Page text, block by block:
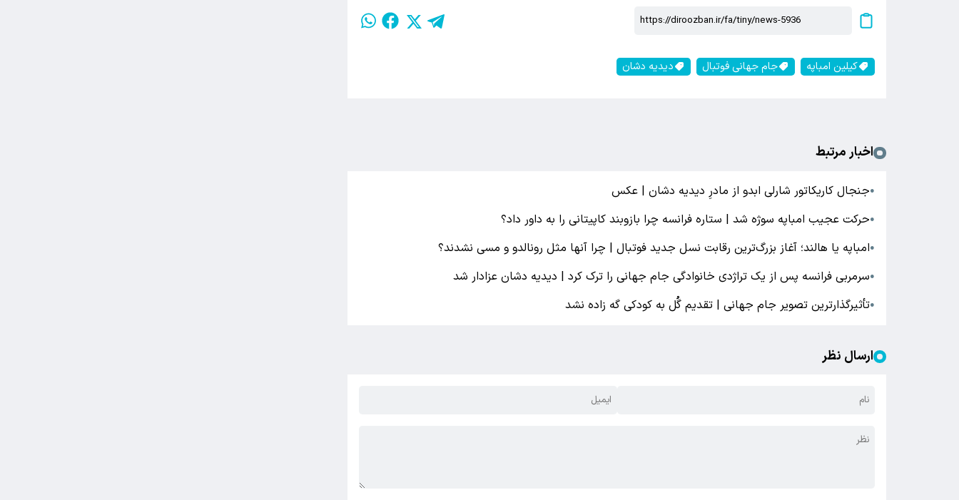
کیلین امباپه جام جهانی فوتبال دیدیه دشان
اخبار مرتبط
●جنجال کاریکاتور شارلی ابدو از مادرِ دیدیه دشان | عکس
●حرکت عجیب امباپه سوژه شد | ستاره فرانسه چرا بازوبند کاپیتانی را به داور داد؟
●امباپه یا هالند؛ آغاز بزرگ‌ترین رقابت نسل جدید فوتبال | چرا آنها مثل رونالدو و مسی نشدند؟
●سرمربی فرانسه پس از یک تراژدی خانوادگی جام جهانی را ترک کرد | دیدیه دشان عزادار شد
●تأثیرگذارترین تصویر جام جهانی | تقدیم گُل به کودکی گه زاده نشد
ارسال نظر